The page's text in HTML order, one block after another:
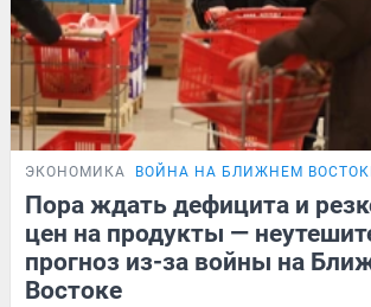
ЭКОНОМИКА ВОЙНА НА БЛИЖНЕМ
Пора ждать дефицита и
цен на продукты —
прогноз из-за войны на
Востоке